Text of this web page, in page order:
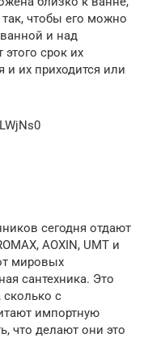
чтобы его можно
и над
срок их
и их приходится или
сегодня отдают
AOXIN, UMT и
мировых
сантехника. Это
сколько с
импортную
что делают они это